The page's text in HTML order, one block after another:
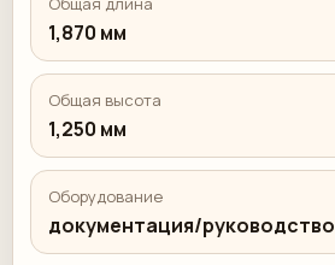
1,870 мм
Общая высота
1,250 мм
Оборудование
документация/руководство